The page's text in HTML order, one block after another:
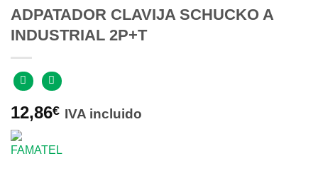
ADPATADOR CLAVIJA SCHUCKO A
INDUSTRIAL 2P+T
12,86€ IVA incluido